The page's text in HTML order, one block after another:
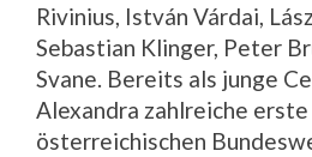
Rivinius, István Várdai,
Sebastian Klinger, Peter
Svane. Bereits als junge
Alexandra zahlreiche
österreichischen